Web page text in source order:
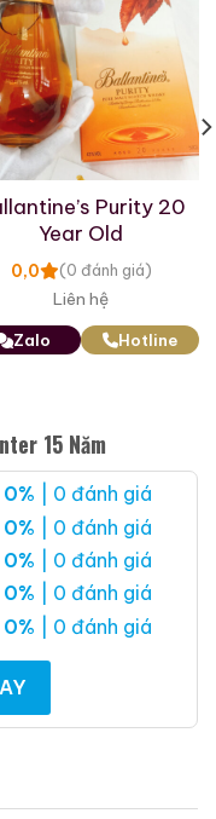
Purity 20
Year Old
0,0 (0 đánh giá)
Liên hệ
Zalo Hotline
15 Năm
0% | 0 đánh giá
0% | 0 đánh giá
0% | 0 đánh giá
0% | 0 đánh giá
0% | 0 đánh giá